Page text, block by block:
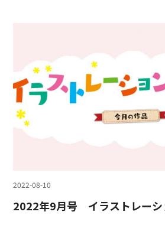
2022-08-10
2022年9月号 イラストレーシ